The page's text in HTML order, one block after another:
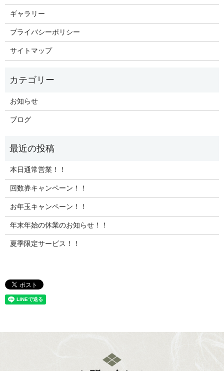
ギャラリー
プライバシーポリシー
サイトマップ
お知らせ
ブログ
本日通常営業！！
回数券キャンペーン！！
お年玉キャンペーン！！
年末年始の休業のお知らせ！！
夏季限定サービス！！